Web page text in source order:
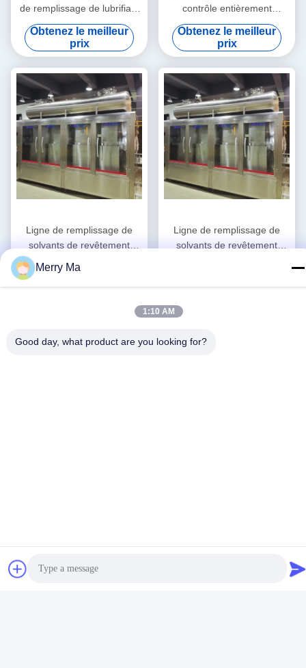
de remplissage de lubrifiant
1L-5L SUS 304
Obtenez le meilleur
prix
contrôle entièrement
automatique avec couvercle
et emballeur de boîtier
Obtenez le meilleur
prix
Ligne de remplissage de
solvants de revêtement
Contrôle entièrement
automatique avec couvercle
et palettiseur ABB
Obtenez le meilleur
Ligne de remplissage de
solvants de revêtement
et d'étiquetage
E-mail
Merry Ma
1:10 AM
Good day, what product are you looking for?